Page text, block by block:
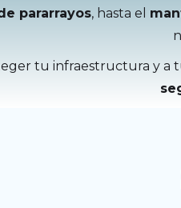
pararrayos, hasta el
tu infraestructura y a